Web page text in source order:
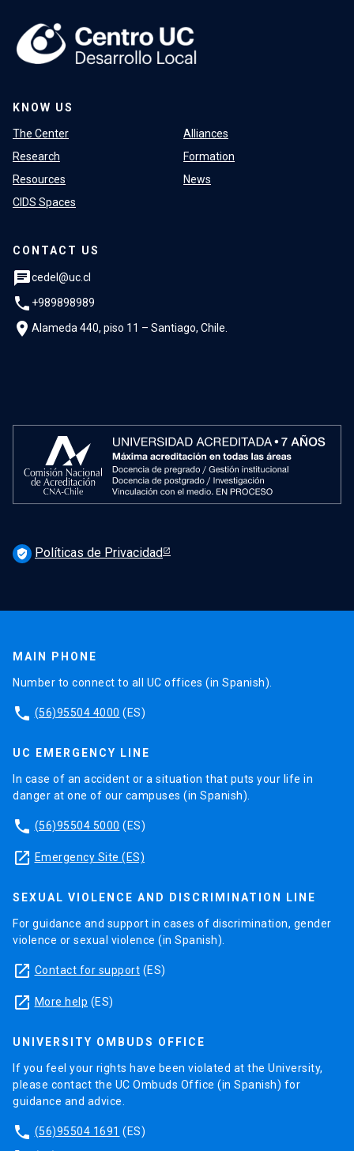
KNOW US
The Center
Research
Resources
CIDS Spaces
Alliances
Formation
News
CONTACT US
chatcedel@uc.cl
phone +989898989
location_on Alameda 440, piso 11 – Santiago, Chile.
verified_user Políticas de Privacidad
MAIN PHONE
Number to connect to all UC offices (in Spanish).
phone (56)95504 4000 (ES)
UC EMERGENCY LINE
In case of an accident or a situation that puts your life in
danger at one of our campuses (in Spanish).
phone (56)95504 5000 (ES)
launch Emergency Site (ES)
SEXUAL VIOLENCE AND DISCRIMINATION LINE
For guidance and support in cases of discrimination, gender
violence or sexual violence (in Spanish).
launch Contact for support (ES)
launch More help (ES)
UNIVERSITY OMBUDS OFFICE
If you feel your rights have been violated at the University,
please contact the UC Ombuds Office (in Spanish) for
guidance and advice.
phone (56)95504 1691 (ES)